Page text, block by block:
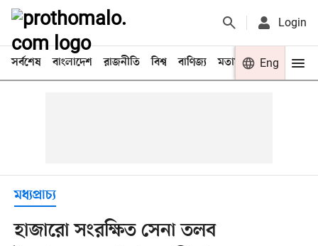
Login
সর্বশেষ বাংলাদেশ রাজনীতি বিশ্ব বাণিজ্য মতামত খেলা
Eng
মধ্যপ্রাচ্য
হাজারো সংরক্ষিত সেনা তলব